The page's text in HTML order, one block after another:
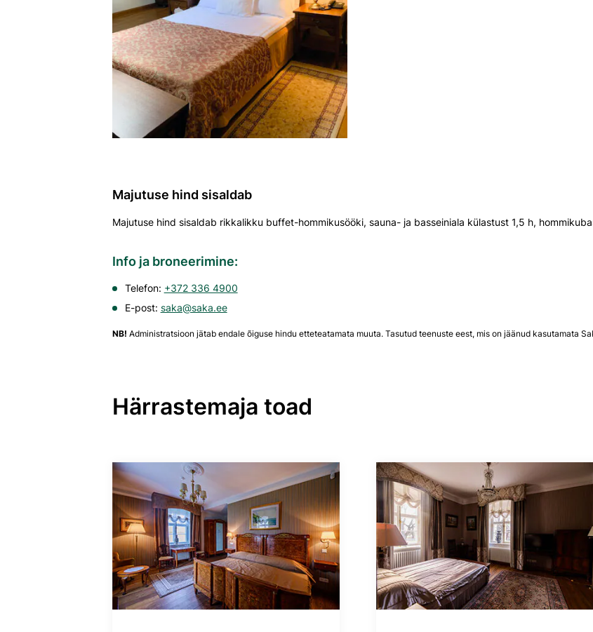
Majutuse hind sisaldab
Majutuse hind sisaldab rikkalikku buffet-hommikusööki, sauna- ja basseiniala külastust 1,5 h,
Info ja broneerimine:
Telefon: +372 336 4900
E-post: saka@saka.ee
NB! Administratsioon jätab endale õiguse hindu etteteatamata muuta. Tasutud teenuste eest, mis on jäänud kasutamata
Härrastemaja toad